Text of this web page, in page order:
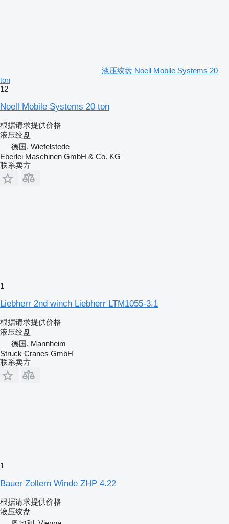
液压绞盘 Noell Mobile Systems 20
ton
12
Noell Mobile Systems 20 ton
根据请求提供价格
液压绞盘
德国, Wiefelstede
Eberlei Maschinen GmbH & Co. KG
联系卖方
1
Liebherr 2nd winch Liebherr LTM1055-3.1
根据请求提供价格
液压绞盘
德国, Mannheim
Struck Cranes GmbH
联系卖方
1
Bauer Zollern Winde ZHP 4.22
根据请求提供价格
液压绞盘